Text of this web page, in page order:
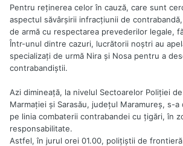
Pentru reţinerea celor în cauză, care sunt
aspectul săvârşirii infracţiunii de
de armă cu respectarea prevederilor legale,
Într-unul dintre cazuri, lucrătorii noştri au
specializaţi de urmă Nira şi Nosa pentru a
contrabandiştii.
Azi dimineaţă, la nivelul Sectoarelor Poliţiei
Marmaţiei şi Sarasău, judeţul Maramureş, s-
pe linia combaterii contrabandei cu ţigări, în
responsabilitate.
Astfel, în jurul orei 01.00, poliţiştii de